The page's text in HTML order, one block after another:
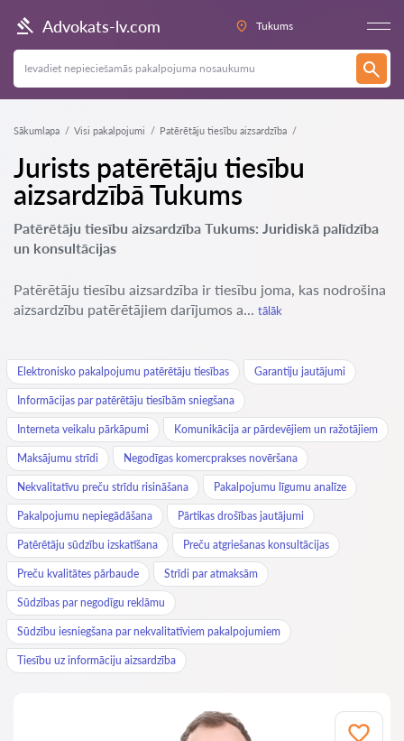
Advokats-lv.com Tukums
Sākumlapa Visi pakalpojumi Patērētāju tiesību aizsardzība
Jurists patērētāju tiesību
aizsardzībā Tukums
Patērētāju tiesību aizsardzība Tukums: Juridiskā palīdzība
un konsultācijas
Patērētāju tiesību aizsardzība ir tiesību joma, kas nodrošina
aizsardzību patērētājiem darījumos a... tālāk
Elektronisko pakalpojumu patērētāju tiesības Garantiju jautājumi
Informācijas par patērētāju tiesībām sniegšana
Interneta veikalu pārkāpumi Komunikācija ar pārdevējiem un ražotājiem
Maksājumu strīdi Negodīgas komercprakses novēršana
Nekvalitatīvu preču strīdu risināšana Pakalpojumu līgumu analīze
Pakalpojumu nepiegādāšana Pārtikas drošības jautājumi
Patērētāju sūdzību izskatīšana Preču atgriešanas konsultācijas
Preču kvalitātes pārbaude Strīdi par atmaksām
Sūdzības par negodīgu reklāmu
Sūdzību iesniegšana par nekvalitatīviem pakalpojumiem
Tiesību uz informāciju aizsardzība